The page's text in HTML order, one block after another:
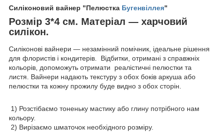
Силіконовий вайнер "Пелюстка Бугенвіллея"
Розмір 3*4 см. Матеріал — харчовий
силікон.
Силіконові вайнери — незамінний помічник, ідеальне рішення
для флористів і кондитерів. Відбитки, отримані з справжніх
кольорів, допоможуть отримати реалістичні пелюстки та
листя. Вайнери надають текстуру з обох боків аркуша або
пелюстки та кожну прожилу буде видно з обох сторін.
1) Розстібаємо тоненьку мастику або глину потрібного нам
кольору.
2) Вирізаємо шматочок необхідного розміру.